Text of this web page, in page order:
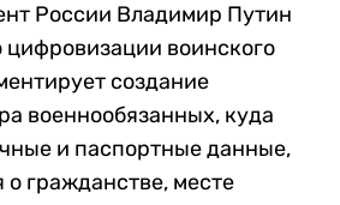
России Владимир Путин
цифровизации воинского
создание
военнообязанных, куда
и паспортные данные,
гражданстве, месте